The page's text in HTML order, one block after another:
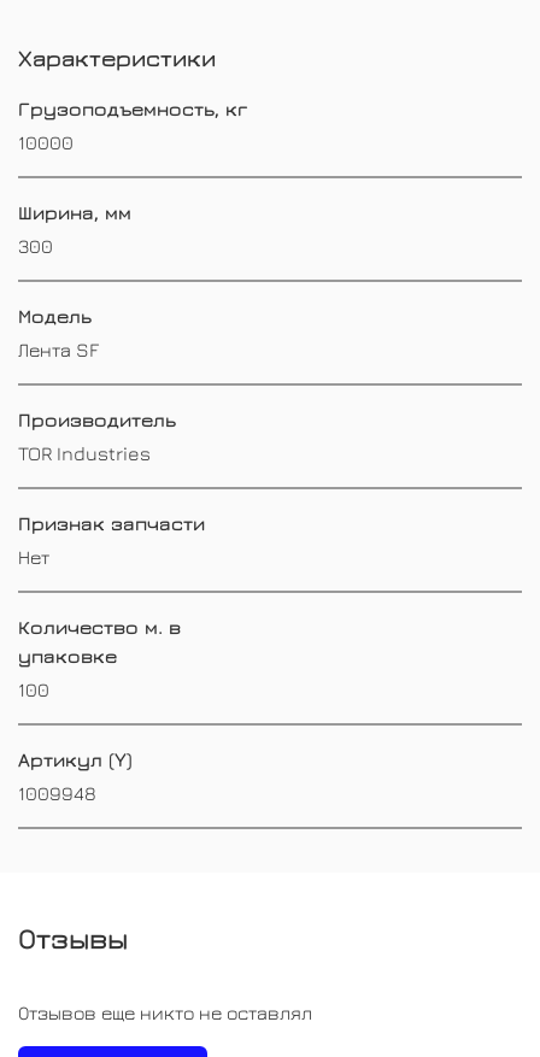
Характеристики
Грузоподъемность, кг
10000
Ширина, мм
300
Модель
Лента SF
Производитель
TOR Industries
Признак запчасти
Нет
Количество м. в
упаковке
100
Артикул (Y)
1009948
Отзывы
Отзывов еще никто не оставлял